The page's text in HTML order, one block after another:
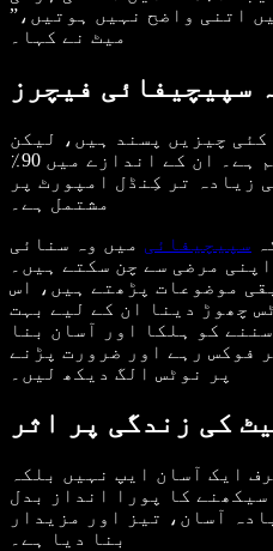
اتنی واضح نہیں ہوتیں،”
میٹ نے کہا۔
سپیچیفائی فیچرز
کئی چیزیں پسند ہیں، لیکن
اسکین فیچر سب سے اہم ہے۔ ان کے اندازے میں 90٪
زیادہ تر کِنڈل امپورٹ پر
مشتمل ہے۔
سپیچیفائی میں وہ سنائی
مرضی سے چن سکتے ہیں۔
موضوعات پڑھتے ہیں، اس
چھوڑ دینا ان کے لیے بہت
کو ہلکا اور آسان بنا
فوکس رہے اور ضرورت پڑنے
پر نوٹس الگ دیکھ لیں۔
کی زندگی پر اثر
ایک آسان ایپ نہیں بلکہ
سیکھنے کا پورا انداز بدل
آسان، تیز اور مزیدار
بنا دیا ہے۔